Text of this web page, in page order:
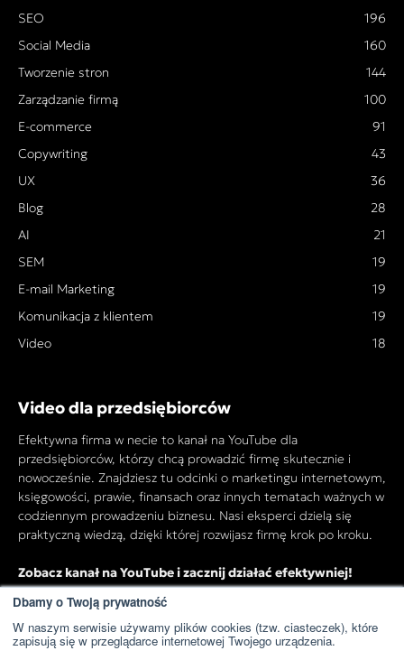
Dbamy o Twoją prywatność
W naszym serwisie używamy plików cookies (tzw. ciasteczek), które
zapisują się w przeglądarce internetowej Twojego urządzenia.
SEO
196
Social Media
160
Tworzenie stron
144
Zarządzanie firmą
100
E-commerce
91
Copywriting
43
UX
36
Blog
28
AI
21
SEM
19
E-mail Marketing
19
Komunikacja z klientem
19
Video
18
Video dla przedsiębiorców
Efektywna firma w necie to kanał na YouTube dla
przedsiębiorców, którzy chcą prowadzić firmę skutecznie i
nowocześnie. Znajdziesz tu odcinki o marketingu internetowym,
księgowości, prawie, finansach oraz innych tematach ważnych w
codziennym prowadzeniu biznesu. Nasi eksperci dzielą się
praktyczną wiedzą, dzięki której rozwijasz firmę krok po kroku.
Zobacz kanał na YouTube i zacznij działać efektywniej!
Przejdź do kanału YouTube